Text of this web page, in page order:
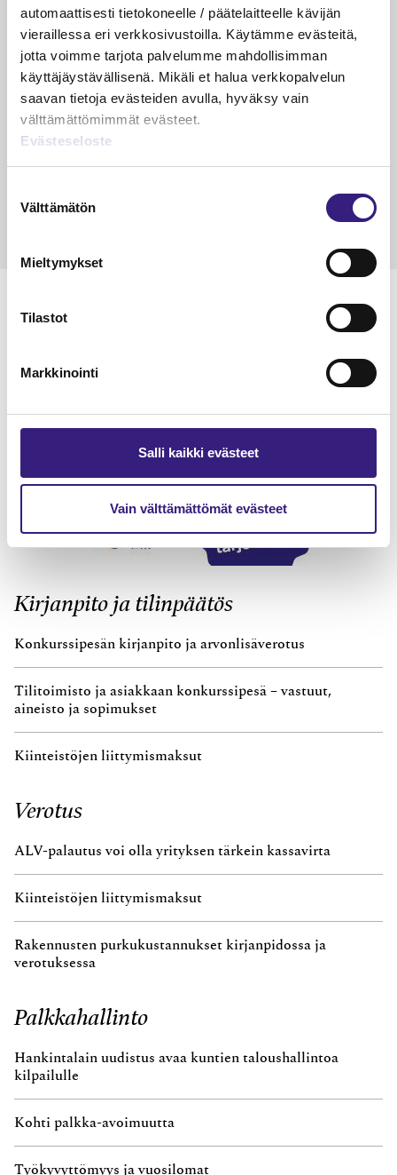
automaattisesti tietokoneelle / päätelaitteelle kävijän
vieraillessa eri verkkosivustoilla. Käytämme evästeitä,
jotta voimme tarjota palvelumme mahdollisimman
käyttäjäystävällisenä. Mikäli et halua verkkopalvelun
saavan tietoja evästeiden avulla, hyväksy vain
välttämättömimmät evästeet.
Evästeseloste
valinta
Välttämätön
Mieltymykset
Tilastot
Markkinointi
Salli kaikki evästeet
Vain välttämättömät evästeet
Suurin riski ei ole enää virhe
kirjanpidossa
19.5.2026 1 min
KÄDET SAVESSA
Raportointi – aliarvostettu supervoima
24.3.2026 2 min
Kirjanpito ja tilinpäätös
Konkurssipesän kirjanpito ja arvonlisäverotus
Tilitoimisto ja asiakkaan konkurssipesä – vastuut,
aineisto ja sopimukset
Kiinteistöjen liittymismaksut
Verotus
ALV-palautus voi olla yrityksen tärkein kassavirta
Kiinteistöjen liittymismaksut
Rakennusten purkukustannukset kirjanpidossa ja
verotuksessa
Palkkahallinto
Hankintalain uudistus avaa kuntien taloushallintoa
kilpailulle
Kohti palkka-avoimuutta
Työkyvyttömyys ja vuosilomat